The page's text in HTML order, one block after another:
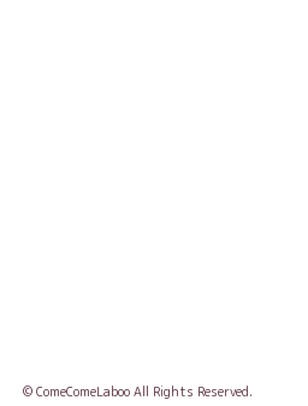
© ComeComeLaboo All Rights Reserved.